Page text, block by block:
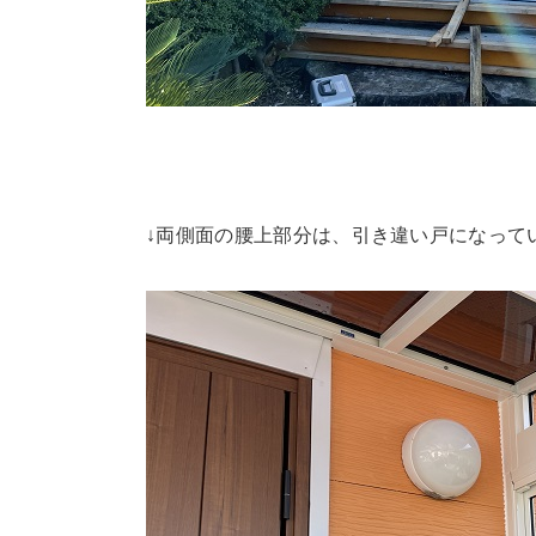
↓両側面の腰上部分は、引き違い戸になって